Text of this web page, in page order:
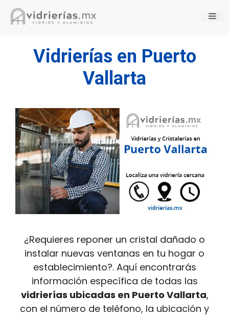
Saltar
Vidrierías en Puerto
Vallarta
¿Requieres reponer un cristal dañado o
instalar nuevas ventanas en tu hogar o
establecimiento?. Aquí encontrarás
información específica de todas las
vidrierías ubicadas en Puerto Vallarta,
con el número de teléfono, la ubicación y